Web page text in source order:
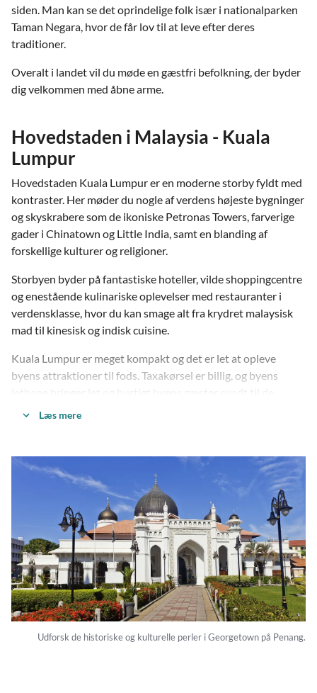
siden. Man kan se det oprindelige folk især i nationalparken
Taman Negara, hvor de får lov til at leve efter deres
traditioner.
Overalt i landet vil du møde en gæstfri befolkning, der byder
dig velkommen med åbne arme.
Hovedstaden i Malaysia - Kuala
Lumpur
Hovedstaden Kuala Lumpur er en moderne storby fyldt med
kontraster. Her møder du nogle af verdens højeste bygninger
og skyskrabere som de ikoniske Petronas Towers, farverige
gader i Chinatown og Little India, samt en blanding af
forskellige kulturer og religioner.
Storbyen byder på fantastiske hoteller, vilde shoppingcentre
og enestående kulinariske oplevelser med restauranter i
verdensklasse, hvor du kan smage alt fra krydret malaysisk
mad til kinesisk og indisk cuisine.
Kuala Lumpur er meget kompakt og det er let at opleve
byens attraktioner til fods. Taxakørsel er billig, og byens
centrale områder.
Kuala Lumpurs og omegns
væsentligste attraktioner:
Petronas Towers, en af verdens højeste bygninger
Merdeka Square
Grand Mosque
Den gamle banegårds arkitektur
Little India og Chinatown
Læs mere
Udforsk de historiske og kulturelle perler i Georgetown på Penang.